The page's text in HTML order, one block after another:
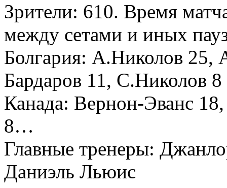
Зрители: 610. Время
между сетами и иных
Болгария: А.Николов 25,
Бардаров 11, С.Николов
Канада: Вернон-Эванс
8…
Главные тренеры:
Даниэль Льюис